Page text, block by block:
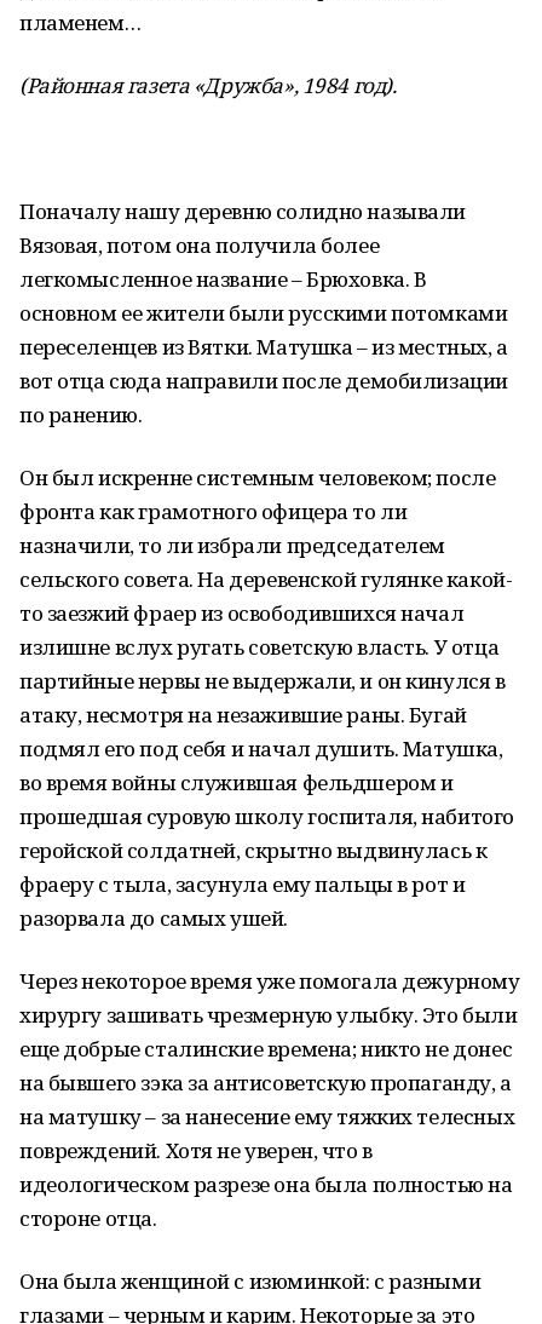
пламенем…
(Районная газета «Дружба», 1984 год).
Поначалу нашу деревню солидно называли
Вязовая, потом она получила более
легкомысленное название – Брюховка. В
основном ее жители были русскими потомками
переселенцев из Вятки. Матушка – из местных, а
вот отца сюда направили после демобилизации
по ранению.
Он был искренне системным человеком; после
фронта как грамотного офицера то ли
назначили, то ли избрали председателем
сельского совета. На деревенской гулянке какой-
то заезжий фраер из освободившихся начал
излишне вслух ругать советскую власть. У отца
партийные нервы не выдержали, и он кинулся в
атаку, несмотря на незажившие раны. Бугай
подмял его под себя и начал душить. Матушка,
во время войны служившая фельдшером и
прошедшая суровую школу госпиталя, набитого
геройской солдатней, скрытно выдвинулась к
фраеру с тыла, засунула ему пальцы в рот и
разорвала до самых ушей.
Через некоторое время уже помогала дежурному
хирургу зашивать чрезмерную улыбку. Это были
еще добрые сталинские времена; никто не донес
на бывшего зэка за антисоветскую пропаганду, а
на матушку – за нанесение ему тяжких телесных
повреждений. Хотя не уверен, что в
идеологическом разрезе она была полностью на
стороне отца.
Она была женщиной с изюминкой: с разными
глазами – черным и карим. Некоторые за это